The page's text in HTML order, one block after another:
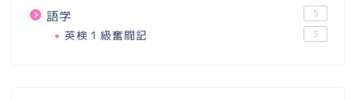
語学 5
英検１級奮闘記 3